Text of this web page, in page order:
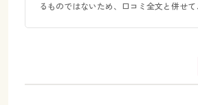
るものではないため、口コミ全文と併せて